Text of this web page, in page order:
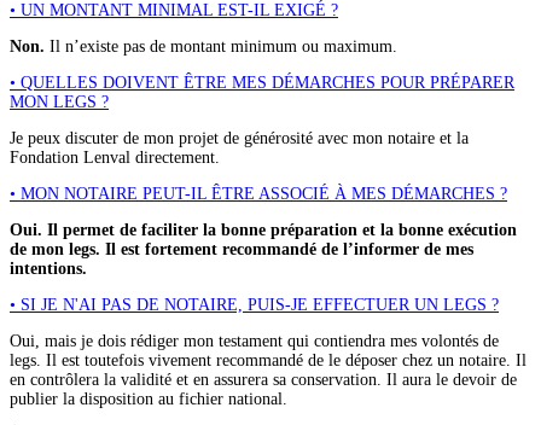
• UN MONTANT MINIMAL EST-IL EXIGÉ ?
Non. Il n’existe pas de montant minimum ou maximum.
• QUELLES DOIVENT ÊTRE MES DÉMARCHES POUR PRÉPARER
MON LEGS ?
Je peux discuter de mon projet de générosité avec mon notaire et la
Fondation Lenval directement.
• MON NOTAIRE PEUT-IL ÊTRE ASSOCIÉ À MES DÉMARCHES ?
Oui. Il permet de faciliter la bonne préparation et la bonne exécution
de mon legs. Il est fortement recommandé de l’informer de mes
intentions.
• SI JE N'AI PAS DE NOTAIRE, PUIS-JE EFFECTUER UN LEGS ?
Oui, mais je dois rédiger mon testament qui contiendra mes volontés de
legs. Il est toutefois vivement recommandé de le déposer chez un notaire. Il
en contrôlera la validité et en assurera sa conservation. Il aura le devoir de
publier la disposition au fichier national.